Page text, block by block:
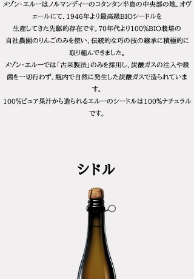
メゾン・エルーはノルマンディーのコタンタン半島の中央部の地、オヴ
ェールにて、1946年より最高級BIOシードルを
生産してきた先駆的存在です。70年代より100％BIO栽培の
自社農園のりんごのみを使い、伝統的な巧の技の継承に積極的に
取り組んできました。
メゾン・エルーでは「古来製法」のみを採用し、炭酸ガスの注入や殺
菌を一切行わず、瓶内で自然に発生した炭酸ガスで造られていま
す。
100％ピュア果汁から造られるエルーのシードルは100％ナチュラル
です。
​シドル